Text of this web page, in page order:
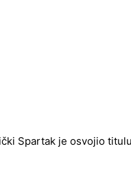
Spartak je osvojio